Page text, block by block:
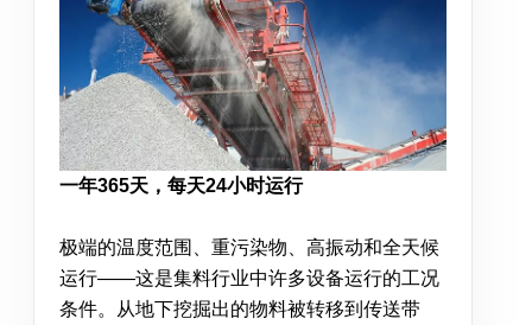
一年365天，每天24小时运行
极端的温度范围、重污染物、高振动和全天候
运行——这是集料行业中许多设备运行的工况
条件。从地下挖掘出的物料被转移到传送带